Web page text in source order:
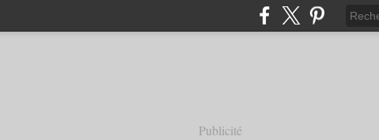
Publicité